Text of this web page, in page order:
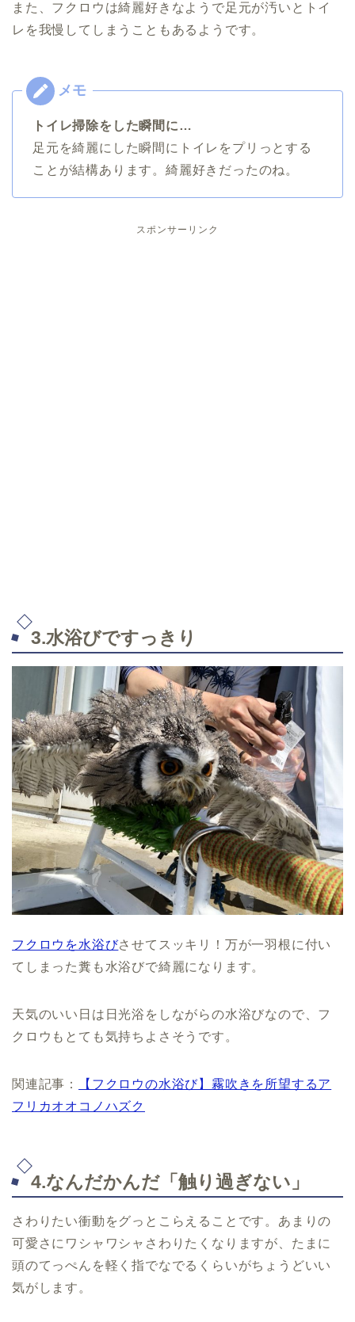
また、フクロウは綺麗好きなようで足元が汚いとトイ
レを我慢してしまうこともあるようです。
トイレ掃除をした瞬間に…
足元を綺麗にした瞬間にトイレをプリっとする
ことが結構あります。綺麗好きだったのね。
スポンサーリンク
3.水浴びですっきり
フクロウを水浴びさせてスッキリ！万が一羽根に付い
てしまった糞も水浴びで綺麗になります。
天気のいい日は日光浴をしながらの水浴びなので、フ
クロウもとても気持ちよさそうです。
関連記事：
【フクロウの水浴び】霧吹きを所望するア
フリカオオコノハズク
4.なんだかんだ「触り過ぎない」
さわりたい衝動をグっとこらえることです。あまりの
可愛さにワシャワシャさわりたくなりますが、たまに
頭のてっぺんを軽く指でなでるくらいがちょうどいい
気がします。